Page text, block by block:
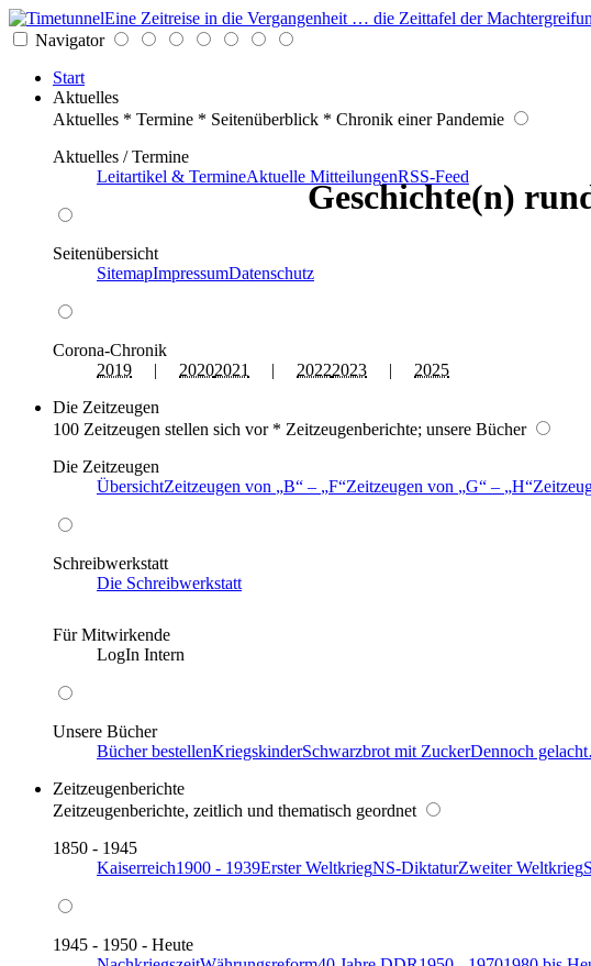
Eine Zeitreise in die Vergangenheit … die Zeittafel der
Navigator
Start
Aktuelles
Aktuelles * Termine * Seitenüberblick * Chronik einer Pandemie
Aktuelles / Termine
Leitartikel & TermineAktuelle MitteilungenRSS-Feed
Seitenübersicht
SitemapImpressumDatenschutz
Corona-Chronik
2019 | 20202021 | 20222023 | 2025
Die Zeitzeugen
100 Zeitzeugen stellen sich vor * Zeitzeugenberichte; unsere Bücher
Die Zeitzeugen
ÜbersichtZeitzeugen von B – F Zeitzeugen von G – H
Schreibwerkstatt
Die Schreibwerkstatt
Für Mitwirkende
LogIn Intern
Unsere Bücher
Bücher bestellenKriegskinderSchwarzbrot mit ZuckerDennoch
Zeitzeugenberichte
Zeitzeugenberichte, zeitlich und thematisch geordnet
1850 - 1945
Kaiserreich1900 - 1939Erster WeltkriegNS-DiktaturZweiter Weltkrieg
1945 - 1950 - Heute
Geschichte(n)